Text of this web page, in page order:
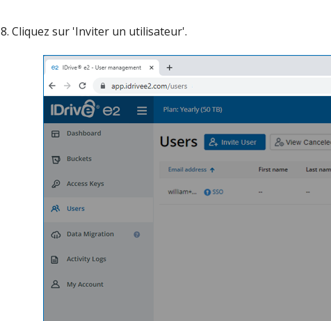
Cliquez sur 'Inviter un utilisateur'.